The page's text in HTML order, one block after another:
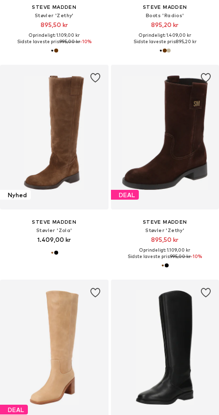
STEVE MADDEN
Støvler 'Zethy'
895,50 kr
Oprindeligt: 1.109,00 kr
Sidste laveste pris:995,00 kr-10%
STEVE MADDEN
Boots 'Radios'
895,20 kr
Oprindeligt: 1.409,00 kr
Sidste laveste pris:895,20 kr
Nyhed
STEVE MADDEN
Støvler 'Zola'
1.409,00 kr
DEAL
STEVE MADDEN
Støvler 'Zethy'
895,50 kr
Oprindeligt: 1.109,00 kr
Sidste laveste pris:995,00 kr-10%
DEAL